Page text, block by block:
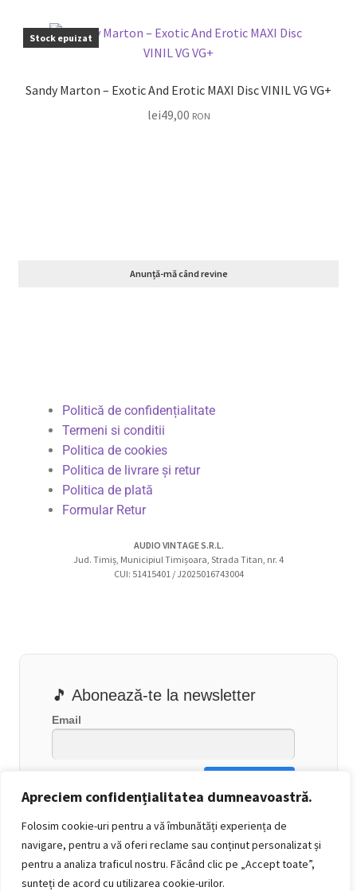
Apreciem confidențialitatea dumneavoastră.
Folosim cookie-uri pentru a vă îmbunătăți experiența de
navigare, pentru a vă oferi reclame sau conținut personalizat și
pentru a analiza traficul nostru. Făcând clic pe „Accept toate”,
sunteți de acord cu utilizarea cookie-urilor.
Stock epuizat
Sandy Marton – Exotic And Erotic MAXI Disc VINIL VG VG+
lei49,00 RON
Anunță-mă când revine
Politică de confidențialitate
Termeni si conditii
Politica de cookies
Politica de livrare și retur
Politica de plată
Formular Retur
AUDIO VINTAGE S.R.L.
Jud. Timiș, Municipiul Timișoara, Strada Titan, nr. 4
CUI: 51415401 / J2025016743004
🎵 Abonează-te la newsletter
Email